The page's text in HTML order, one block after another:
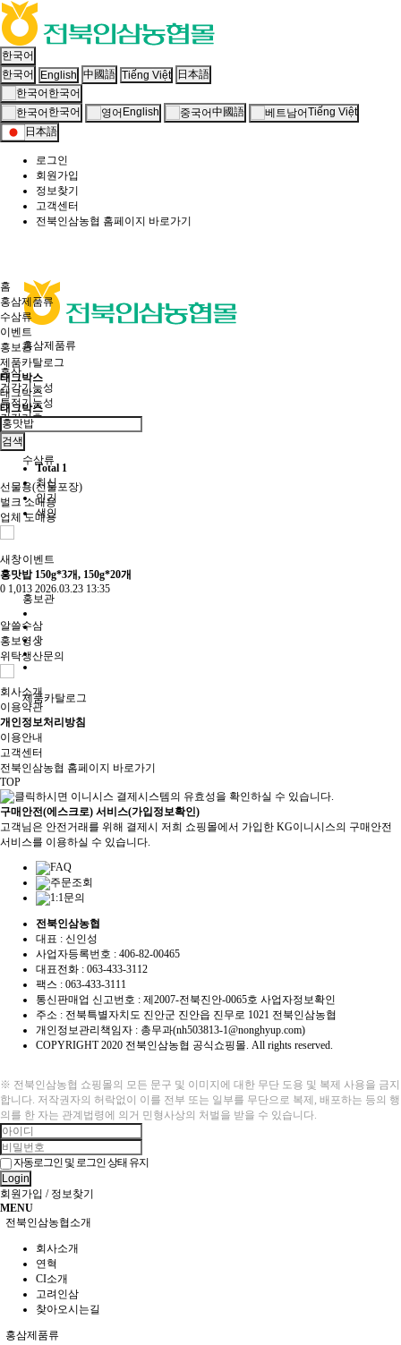
한국어
한국어
English 中國語 Tiếng Việt
日本語
한국어
한국어
English 中國語
Tiếng Việt
日本語
로그인
회원가입
정보찾기
고객센터
전북인삼농협 홈페이지 바로가기
홍삼제품류
홍삼
건강기능성
특정기능성
건강기호
수삼류
선물용(선물포장)
벌크 소매용
업체 도매용
이벤트
홍보관
알쓸수삼
홍보영상
위탁생산문의
제품카탈로그
홈
홍삼제품류
수삼류
이벤트
홍보관
제품카탈로그
태그박스
태그박스
태그박스
검색
Total 1
최신
인기
색인
새창
홍맛밥 150g*3개, 150g*20개
0 1,013 2026.03.23 13:35
1
회사소개
이용약관
개인정보처리방침
이용안내
고객센터
전북인삼농협 홈페이지 바로가기
TOP
구매안전(에스크로) 서비스(가입정보확인)
고객님은 안전거래를 위해 결제시 저희 쇼핑몰에서 가입한 KG이니시스의 구매안전
서비스를 이용하실 수 있습니다.
FAQ
주문조회
1:1문의
전북인삼농협
대표 : 신인성
사업자등록번호 : 406-82-00465
대표전화 : 063-433-3112
팩스 : 063-433-3111
통신판매업 신고번호 : 제2007-전북진안-0065호 사업자정보확인
주소 : 전북특별자치도 진안군 진안읍 진무로 1021 전북인삼농협
개인정보관리책임자 : 총무과(nh503813-1@nonghyup.com)
COPYRIGHT2020 전북인삼농협 공식쇼핑몰. All rights reserved.
※ 전북인삼농협 쇼핑몰의 모든 문구 및 이미지에 대한 무단 도용 및 복제 사용을 금지
합니다. 저작권자의 허락없이 이를 전부 또는 일부를 무단으로 복제, 배포하는 등의 행
의를 한 자는 관계법령에 의거 민형사상의 처벌을 받을 수 있습니다.
자동로그인 및 로그인 상태 유지
Login
회원가입 / 정보찾기
MENU
전북인삼농협소개
회사소개
연혁
CI소개
고려인삼
찾아오시는길
홍삼제품류